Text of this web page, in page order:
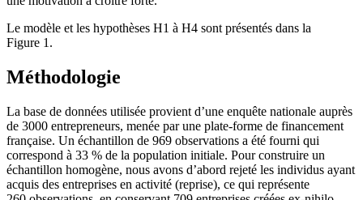
Le modèle et les hypothèses H1 à H4 sont présentés dans la
Figure 1.
Méthodologie
La base de données utilisée provient d’une enquête nationale auprès
de 3000 entrepreneurs, menée par une plate-forme de financement
française. Un échantillon de 969 observations a été fourni qui
correspond à 33 % de la population initiale. Pour construire un
échantillon homogène, nous avons d’abord rejeté les individus ayant
acquis des entreprises en activité (reprise), ce qui représente